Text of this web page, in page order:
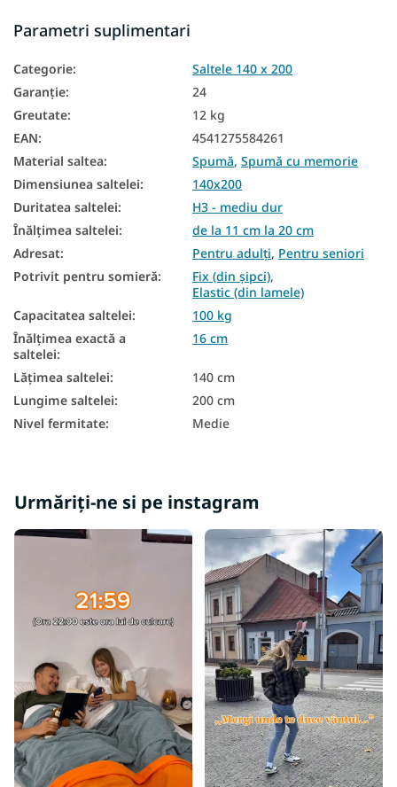
Saltea din spumă PUR
Saltele reversibile
Saltele pentru somieră reglabilă
Saltele în funcție de fermitate
Saltele dure
Saltele medicinale
Saltele antialergice
Saltele antibacteriene
Saltele din spuma 140x200
Saltele cu spuma cu memorie 140x200
Saltea duritate H3
Saltele dure 140x200
Parametri suplimentari
Categorie:
Saltele 140 x 200
Garanţie:
24
Greutate:
12 kg
EAN:
4541275584261
Material saltea: Spumă, Spumă cu memorie
Dimensiunea saltelei:
140x200
Duritatea saltelei:
H3 - mediu dur
Înălțimea saltelei:
de la 11 cm la 20 cm
Adresat: Pentru adulți, Pentru seniori
Potrivit pentru somieră: Fix (din șipci),
Elastic (din lamele)
Capacitatea saltelei:
100 kg
Înălțimea exactă a
saltelei:
16 cm
Lățimea saltelei:
140 cm
Lungime saltelei:
200 cm
Nivel fermitate: Medie
Urmăriți-ne si pe instagram